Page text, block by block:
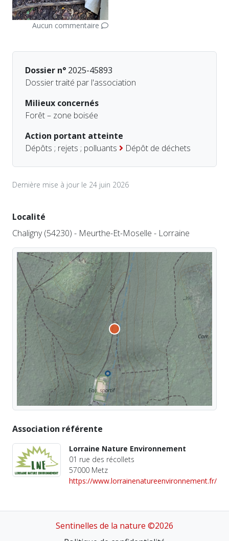
Aucun commentaire
Dossier n° 2025-45893
Dossier traité par l'association
Milieux concernés
Forêt – zone boisée
Action portant atteinte
Dépôts ; rejets ; polluants
Dépôt de déchets
Dernière mise à jour le 24 juin 2026
Localité
Chaligny (54230) - Meurthe-Et-Moselle - Lorraine
Association référente
Lorraine Nature Environnement
01 rue des récollets
57000 Metz
https://www.lorrainenatureenvironnement.fr/
Sentinelles de la nature ©2026